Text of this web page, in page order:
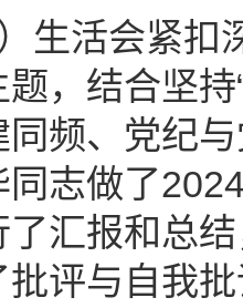
活会紧扣
，结合坚
频、党纪
志做了
汇报和总
评与自我